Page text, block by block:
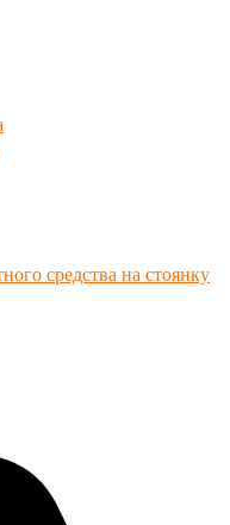
средства на стоянку